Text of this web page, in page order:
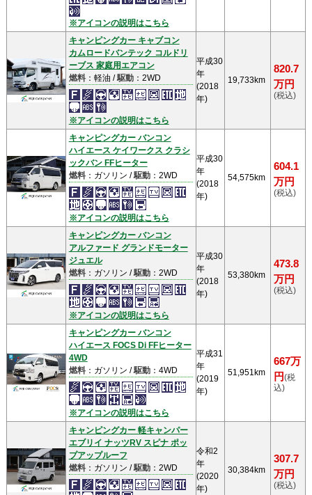
※アイコンの説明はこちら
キャンピングカー キャブコン
カムロードバンテック コルドリ
ーブス 家庭用エアコン
燃料：軽油 /駆動：2WD
※アイコンの説明はこちら
平成30
年
(2018
年)
19,733km
820.7
万円
(税込)
キャンピングカー バンコン
ハイエース ケイワークス クラシ
ックバン FFヒーター
燃料：ガソリン /駆動：2WD
※アイコンの説明はこちら
平成30
年
(2018
年)
54,575km
604.1
万円
(税込)
キャンピングカー バンコン
アルファード グランドモーター
ジュエル
燃料：ガソリン /駆動：2WD
※アイコンの説明はこちら
平成30
年
(2018
年)
53,380km
473.8
万円
(税込)
キャンピングカー バンコン
ハイエース FOCS Di FFヒーター
4WD
燃料：ガソリン /駆動：4WD
※アイコンの説明はこちら
平成31
年
(2019
年)
51,951km
667万
円(税
込)
キャンピングカー 軽キャンパー
エブリイ ナッツRV スピナ ポッ
プアップルーフ
燃料：ガソリン /駆動：2WD
令和2
年
(2020
年)
30,384km
307.7
万円
(税込)